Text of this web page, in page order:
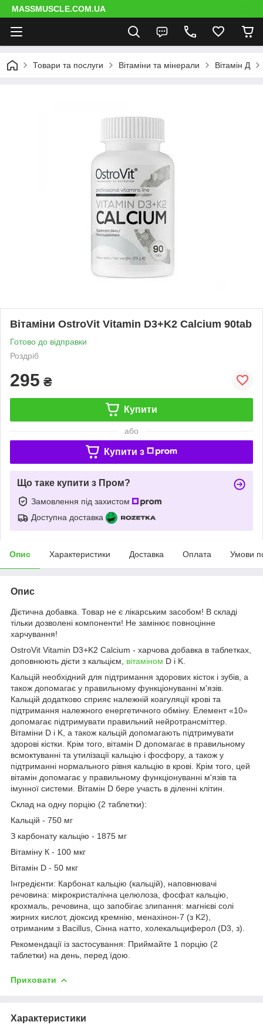
MASSMUSCLE.COM.UA
Товари та послуги Вітаміни та мінерали Вітамін Д
Вітаміни OstroVit Vitamin D3+K2 Calcium 90tab
Готово до відправки
Роздріб
295 ₴
Купити
або
Купити з
Що таке купити з Пром?
Замовлення під захистом
Доступна доставка
Опис Характеристики Доставка Оплата Умови
Опис
Дієтична добавка. Товар не є лікарським засобом! В складі
тільки дозволені компоненти! Не замінює повноцінне
харчування!
OstroVit Vitamin D3+K2 Calcium - харчова добавка в таблетках,
доповнюють дієти з кальцієм, вітаміном D і K.
Кальцій необхідний для підтримання здорових кісток і зубів, а
також допомагає у правильному функціонуванні м'язів.
Кальцій додатково сприяє належній коагуляції крові та
підтримання належного енергетичного обміну. Елемент «10»
допомагає підтримувати правильний нейротрансміттер.
Вітаміни D і K, а також кальцій допомагають підтримувати
здорові кістки. Крім того, вітамін D допомагає в правильному
всмоктуванні та утилізації кальцію і фосфору, а також у
підтриманні нормального рівня кальцію в крові. Крім того, цей
вітамін допомагає у правильному функціонуванні м'язів та
імунної системи. Вітамін D бере участь в діленні клітин.
Склад на одну порцію (2 таблетки):
Кальцій - 750 мг
З карбонату кальцію - 1875 мг
Вітаміну К - 100 мкг
Вітамін D - 50 мкг
Інгредієнти: Карбонат кальцію (кальцій), наповнювачі
речовина: мікрокристалічна целюлоза, фосфат кальцію,
крохмаль, речовина, що запобігає злипання: магнієві солі
жирних кислот, діоксид кремнію, менахінон-7 (з K2),
отриманим з Bacillus, Сінна натто, холекальциферол (D3, з).
Рекомендації із застосування: Приймайте 1 порцію (2
таблетки) на день, перед їдою.
Приховати
Характеристики